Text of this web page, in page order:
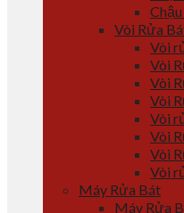
Vòi Rửa
Vòi
Vòi
Vòi
Vòi
Vòi
Vòi
Vòi
Vòi
Máy Rửa Bát
Máy Rửa